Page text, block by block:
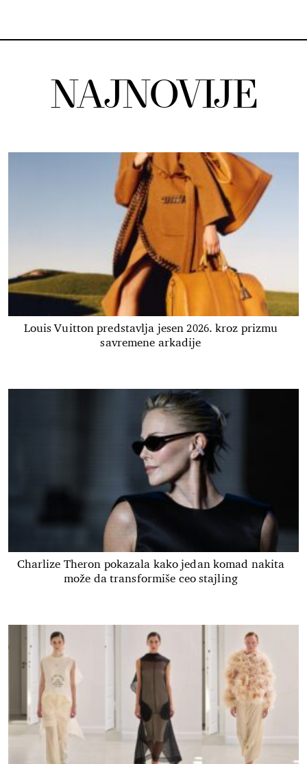
NAJNOVIJE
Louis Vuitton predstavlja jesen 2026. kroz prizmu
savremene arkadije
Charlize Theron pokazala kako jedan komad nakita
može da transformiše ceo stajling